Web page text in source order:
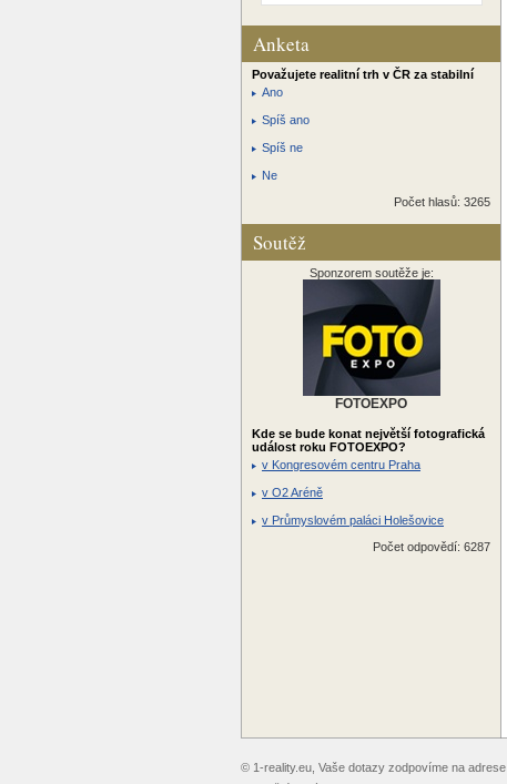
Anketa
Považujete realitní trh v ČR za stabilní
Ano
Spíš ano
Spíš ne
Ne
Počet hlasů: 3265
Soutěž
Sponzorem soutěže je:
FOTOEXPO
Kde se bude konat největší fotografická
událost roku FOTOEXPO?
v Kongresovém centru Praha
v O2 Aréně
v Průmyslovém paláci Holešovice
Počet odpovědí: 6287
© 1-reality.eu, Vaše dotazy zodpovíme na adrese